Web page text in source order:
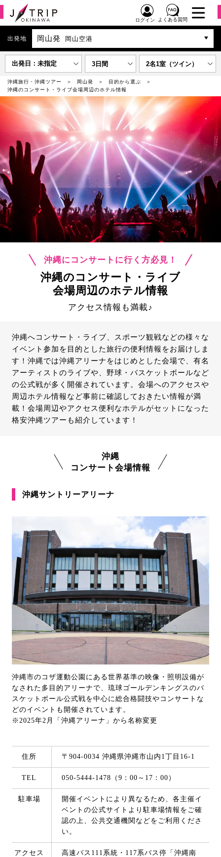
ログイン よくある質問
出発地 岡山発 岡山空港
出発日：未指定 3日間 2名1室（ツイン）
沖縄旅行・沖縄ツアー 岡山発
目的から選ぶ
沖縄のコンサート・ライブ会場周辺のホテル情報
沖縄にコンサートに行く方必見！
沖縄のコンサート・ライブ
会場周辺のホテル情報
アクセス情報も満載♪
沖縄へコンサート・ライブ、スポーツ観戦などの様々な
イベント参加を目的とした旅行の便利情報をお届けしま
す！沖縄では沖縄アリーナをはじめとした会場で、有名
アーティストのライブや、野球・バスケットボールなど
の公式戦が多く開催されています。会場へのアクセスや
周辺ホテル情報など事前に確認しておきたい情報が満
載！会場周辺やアクセス便利なホテルがセットになった
格安沖縄ツアーも紹介しています！
沖縄
コンサート会場情報
沖縄サントリーアリーナ
沖縄市のコザ運動公園にある世界基準の映像・照明設備が
なされた多目的アリーナで、琉球ゴールデンキングスのバ
スケットボール公式戦を中心に総合格闘技やコンサートな
どのイベントも開催されています。
※2025年2月「沖縄アリーナ」から名称変更
住所 〒904-0034 沖縄県沖縄市山内1丁目16-1
TEL 050-5444-1478（9：00～17：00）
駐車場
開催イベントにより異なるため、各主催イ
ベントの公式サイトより駐車場情報をご確
認の上、公共交通機関などをご利用くださ
い。
アクセス
高速バス111系統・117系バス停「沖縄南